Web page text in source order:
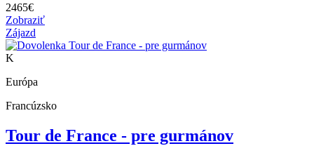
2465€
Zobraziť
Zájazd
K
Európa
Francúzsko
Tour de France - pre gurmánov